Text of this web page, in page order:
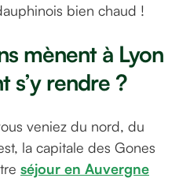
bien chaud !
mènent à Lyon
s’y rendre ?
veniez du nord, du
la capitale des Gones
séjour en Auvergne